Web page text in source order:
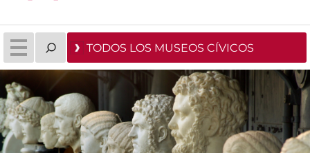
TODOS LOS MUSEOS CÍVICOS